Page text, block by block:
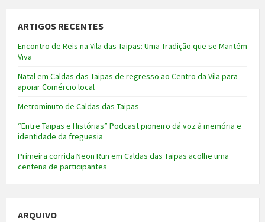
ARTIGOS RECENTES
Encontro de Reis na Vila das Taipas: Uma Tradição que se Mantém
Viva
Natal em Caldas das Taipas de regresso ao Centro da Vila para
apoiar Comércio local
Metrominuto de Caldas das Taipas
“Entre Taipas e Histórias” Podcast pioneiro dá voz à memória e
identidade da freguesia
Primeira corrida Neon Run em Caldas das Taipas acolhe uma
centena de participantes
ARQUIVO